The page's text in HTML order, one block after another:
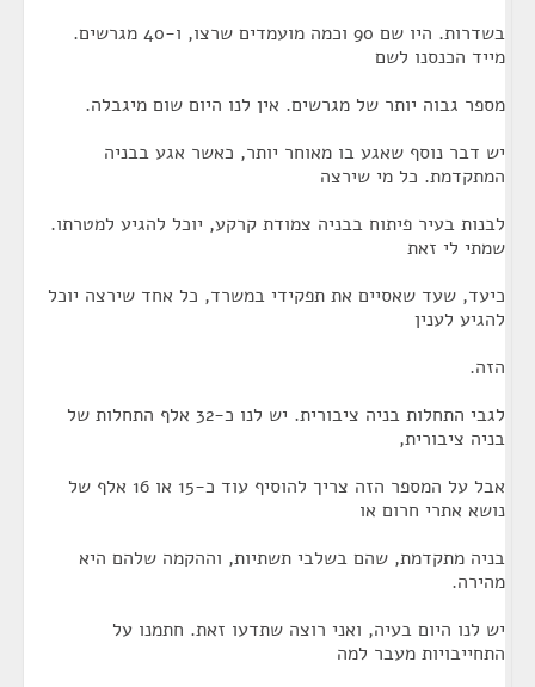
בשדרות. היו שם 90 וכמה מועמדים שרצו, ו-40 מגרשים.
מייד הכנסנו לשם
מספר גבוה יותר של מגרשים. אין לנו היום שום מיגבלה.
יש דבר נוסף שאגע בו מאוחר יותר, כאשר אגע בבניה
המתקדמת. כל מי שירצה
לבנות בעיר פיתוח בבניה צמודת קרקע, יוכל להגיע למטרתו.
שמתי לי זאת
כיעד, שעד שאסיים את תפקידי במשרד, כל אחד שירצה יוכל
להגיע לענין
הזה.
לגבי התחלות בניה ציבורית. יש לנו כ-32 אלף התחלות של
בניה ציבורית,
אבל על המספר הזה צריך להוסיף עוד כ-15 או 16 אלף של
נושא אתרי חרום או
בניה מתקדמת, שהם בשלבי תשתיות, וההקמה שלהם היא
מהירה.
יש לנו היום בעיה, ואני רוצה שתדעו זאת. חתמנו על
התחייבויות מעבר למה